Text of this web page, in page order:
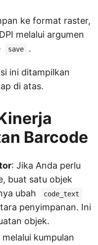
ke format raster,
melalui argumen
save .
ini ditampilkan
di atas.
Barcode
: Jika Anda perlu
buat satu objek
ubah code_text
penyimpanan. Ini
objek.
melalui kumpulan